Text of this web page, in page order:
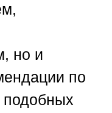
но и
по